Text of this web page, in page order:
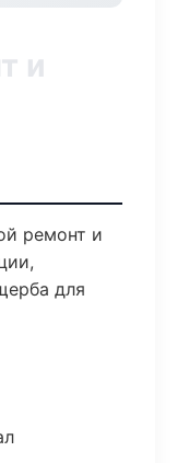
и
ремонт и
для